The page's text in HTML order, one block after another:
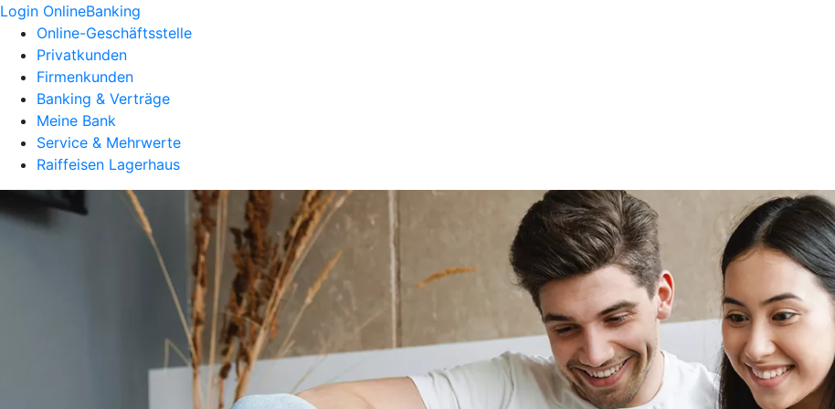
Login OnlineBanking
Online-Geschäftsstelle
Privatkunden
Firmenkunden
Banking & Verträge
Meine Bank
Service & Mehrwerte
Raiffeisen Lagerhaus